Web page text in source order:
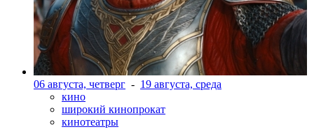
06 августа, четверг - 19 августа, среда
кино
широкий кинопрокат
кинотеатры